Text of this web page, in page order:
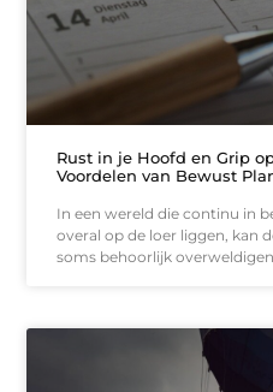
Rust in je Hoofd en Grip
Voordelen van Bewust
In een wereld die continu in
overal op de loer liggen, kan
soms behoorlijk